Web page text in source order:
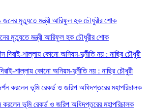
মৃত্যুতে মন্ত্রী আরিফুল হক চৌধুরীর শোক
শাল্লায় কোনো অনিয়ম-দুর্নীতি নয় : নাছির চৌধুরী
করলেন ভূমি রেকর্ড ও জরিপ অধিদপ্তরের মহাপরিচালক